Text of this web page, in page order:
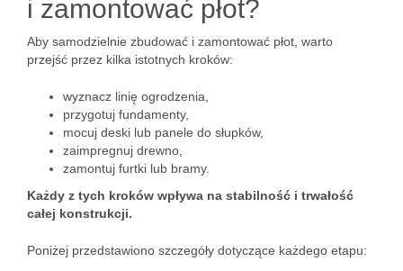
i zamontować płot?
Aby samodzielnie zbudować i zamontować płot, warto
przejść przez kilka istotnych kroków:
wyznacz linię ogrodzenia,
przygotuj fundamenty,
mocuj deski lub panele do słupków,
zaimpregnuj drewno,
zamontuj furtki lub bramy.
Każdy z tych kroków wpływa na stabilność i trwałość
całej konstrukcji.
Poniżej przedstawiono szczegóły dotyczące każdego etapu: